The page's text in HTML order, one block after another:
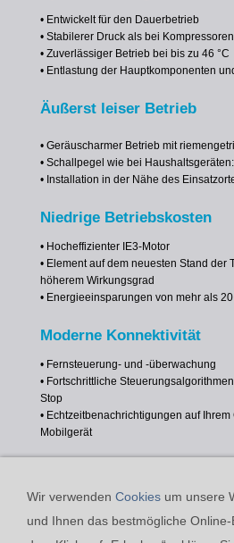
• Entwickelt für den Dauerbetrieb
• Stabilerer Druck als bei
• Zuverlässiger Betrieb bei bis zu 46 °C
• Entlastung der Hauptkomponenten
Äußerst leiser Betrieb
• Geräuscharmer Betrieb mit
• Schallpegel wie bei
• Installation in der Nähe des
Niedrige Betriebskosten
• Hocheffizienter IE3-Motor
• Element auf dem neuesten Stand der
höherem Wirkungsgrad
• Energieeinsparungen von mehr als
Moderne Konnektivität
• Fernsteuerung- und -überwachung
• Fortschrittliche
Stop
• Echtzeitbenachrichtigungen auf
Mobilgerät
Wir verwenden Cookies um unsere
und Ihnen das bestmögliche